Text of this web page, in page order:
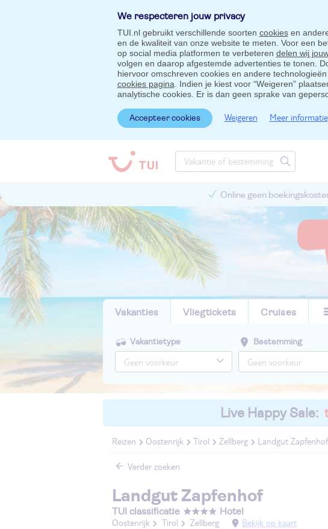
We respecteren jouw privacy
TUI.nl gebruikt verschillende soorten cookiesen
en de kwaliteit van onze website te meten. Voor een
op social media platformen te verbeteren delen wij
volgen en daarop afgestemde advertenties te tonen.
hiervoor omschreven cookies en andere
cookies pagina . Indien je kiest voor “Weigeren”
analytische cookies. Er is dan geen sprake van
Accepteer cookies Weigeren Meer informatie
Online geen
Vakanties Vliegtickets Cruises
Vakantietype Bestemming
Live Happy Sale:
Reizen Oostenrijk Tirol Zellberg Landgut Zapfenhof
Verder zoeken
Landgut Zapfenhof
TUI classificatie Hotel
Oostenrijk Tirol Zellberg Bekijk op kaart